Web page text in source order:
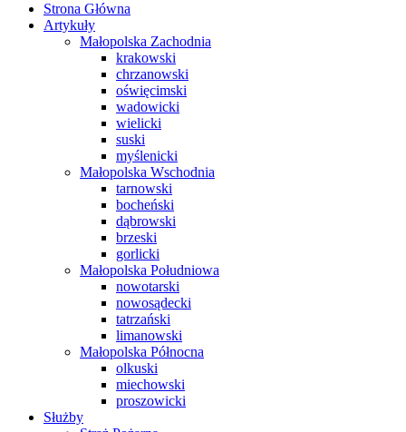
Strona Główna
Artykuły
Małopolska Zachodnia
krakowski
chrzanowski
oświęcimski
wadowicki
wielicki
suski
myślenicki
Małopolska Wschodnia
tarnowski
bocheński
dąbrowski
brzeski
gorlicki
Małopolska Południowa
nowotarski
nowosądecki
tatrzański
limanowski
Małopolska Północna
olkuski
miechowski
proszowicki
Służby